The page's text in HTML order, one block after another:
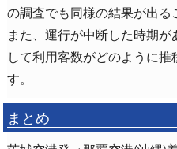
の調査でも同様の結果が出る
また、運行が中断した時期
して利用客数がどのように
す。
まとめ